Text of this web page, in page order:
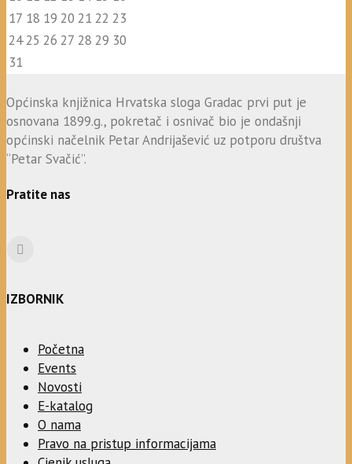
17 18 19 20 21 22 23
2425 26 27 28 29 30
31
Općinska knjižnica Hrvatska sloga Gradac prvi put je
osnovana 1899.g., pokretač i osnivač bio je ondašnji
općinski načelnik Petar Andrijašević uz potporu društva
“Petar Svačić”.
Pratite nas
IZBORNIK
Početna
Events
Novosti
E-katalog
O nama
Pravo na pristup informacijama